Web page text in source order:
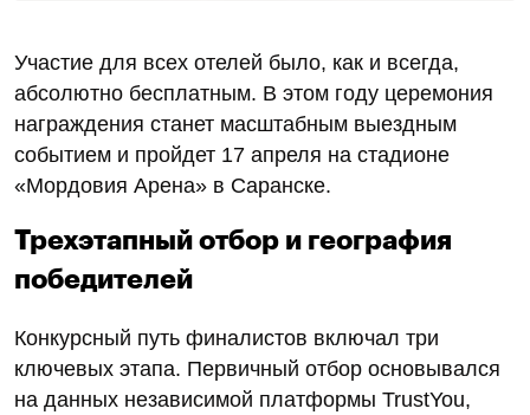
Участие для всех отелей было, как и всегда,
абсолютно бесплатным. В этом году церемония
награждения станет масштабным выездным
событием и пройдет 17 апреля на стадионе
«Мордовия Арена» в Саранске.
Трехэтапный отбор и география
победителей
Конкурсный путь финалистов включал три
ключевых этапа. Первичный отбор основывался
на данных независимой платформы TrustYou,